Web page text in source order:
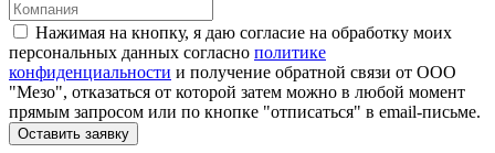
Нажимая на кнопку, я даю согласие на обработку моих
персональных данных согласно политике
конфиденциальности и получение обратной связи от ООО
"Мезо", отказаться от которой затем можно в любой момент
прямым запросом или по кнопке "отписаться" в email-письме.
Оставить заявку